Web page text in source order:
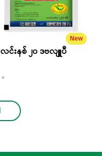
New
လင်းနစ် ၂၀ ဒဗလျူပီ